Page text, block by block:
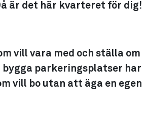
är det här kvarteret för dig!
vill vara med och ställa om
parkeringsplatser har
vill bo utan att äga en egen